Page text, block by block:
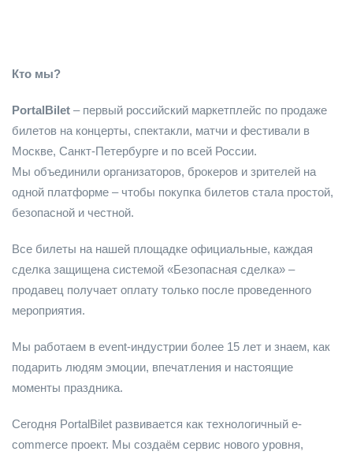
Кто мы?
PortalBilet – первый российский маркетплейс по продаже
билетов на концерты, спектакли, матчи и фестивали в
Москве, Санкт-Петербурге и по всей России.
Мы объединили организаторов, брокеров и зрителей на
одной платформе – чтобы покупка билетов стала простой,
безопасной и честной.
Все билеты на нашей площадке официальные, каждая
сделка защищена системой «Безопасная сделка» –
продавец получает оплату только после проведенного
мероприятия.
Мы работаем в event-индустрии более 15 лет и знаем, как
подарить людям эмоции, впечатления и настоящие
моменты праздника.
Сегодня PortalBilet развивается как технологичный e-
commerce проект. Мы создаём сервис нового уровня,